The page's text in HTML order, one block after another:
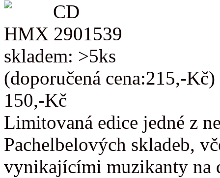
CD
HMX 2901539
skladem: >5ks
(doporučená cena:215,-Kč)
150,-Kč
Limitovaná edice jedné z
Pachelbelových skladeb,
vynikajícími muzikanty na